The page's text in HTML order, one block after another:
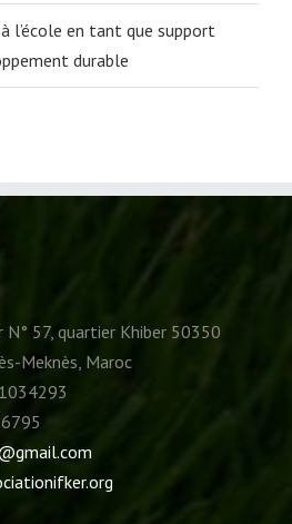
l’école en tant que support
durable
57, quartier Khiber 50350
Meknès, Maroc